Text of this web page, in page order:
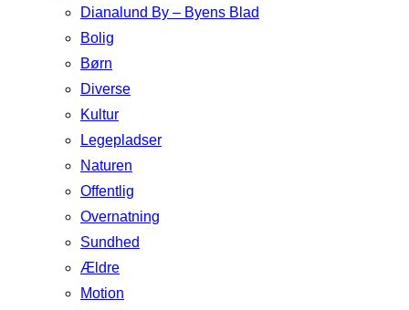
Dianalund By – Byens Blad
Bolig
Børn
Diverse
Kultur
Legepladser
Naturen
Offentlig
Overnatning
Sundhed
Ældre
Motion